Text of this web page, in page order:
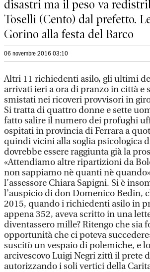
disastri ma il peso va
Toselli (Cento) dal prefetto.
Gorino alla festa del Barco
06 novembre 2016 03:10
Altri 11 richiedenti asilo, gli ultimi
arrivati ieri a ora di pranzo in città e
smistati nei ricoveri provvisori in
Si tratta di quattro donne e sette
fatto salire il numero dei profughi
ospitati in provincia di Ferrara a
quindi vicini alla soglia psicologica
dovrebbe essere raggiunta già la
«Attendiamo altre ripartizioni da
non sappiamo nè quanti nè
l’assessore Chiara Sapigni. Si è
l’auspicio di don Domenico Bedin,
2015, quando i richiedenti asilo in
appena 352, aveva scritto in una
diventassero mille? Ritengo che sia
opportunità che ci poteva
suscitò un vespaio di polemiche, e
arcivescovo Luigi Negri zittì il prete
autorizzando i soli vertici della